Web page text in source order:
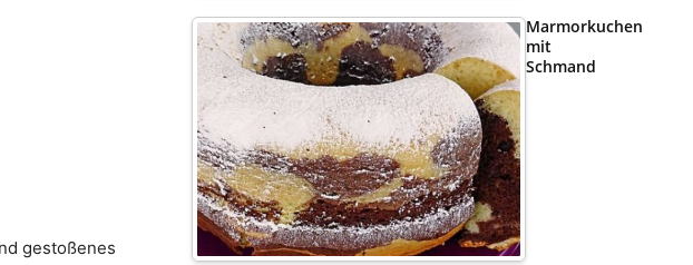
gestoßenes
Marmorkuchen
mit
Schmand